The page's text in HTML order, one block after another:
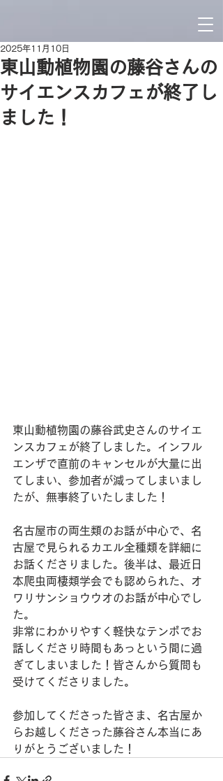
東山動植物園の藤谷さんの
サイエンスカフェが終了し
ました！
2025年11月10日
東山動植物園の藤谷武史さんのサイエ
ンスカフェが終了しました。インフル
エンザで直前のキャンセルが大量に出
てしまい、参加者が減ってしまいまし
たが、無事終了いたしました！
名古屋市の両生類のお話が中心で、名
古屋で見られるカエル全種類を詳細に
お話くださりました。後半は、最近日
本爬虫両棲類学会でも認められた、オ
ワリサンショウウオのお話が中心でし
た。
非常にわかりやすく軽快なテンポでお
話しくださり時間もあっという間に過
ぎてしまいました！皆さんから質問も
受けてくださりました。
参加してくださった皆さま、名古屋か
らお越しくださった藤谷さん本当にあ
りがとうございました！